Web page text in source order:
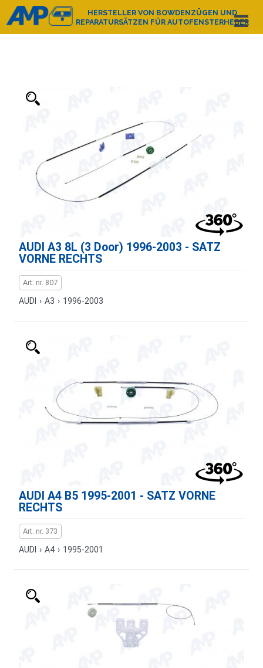
HERSTELLER VON BOWDENZÜGEN UND
REPARATURSÄTZEN FÜR AUTOFENSTERHEBER
ÜBER UNS
PRODUKTKATALOG
KONTAKT
AUDI A3 8L (3 Door) 1996-2003 - SATZ
VORNE RECHTS
Art. nr. 807
AUDI › A3 › 1996-2003
AUDI A4 B5 1995-2001 - SATZ VORNE
RECHTS
Art. nr. 373
AUDI › A4 › 1995-2001